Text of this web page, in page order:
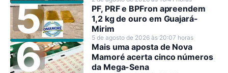
PF, PRF e BPFron apreendem
1,2 kg de ouro em Guajará-
Mirim
5 de agosto de 2026 às 20:07 horas
Mais uma aposta de Nova
Mamoré acerta cinco números
da Mega-Sena